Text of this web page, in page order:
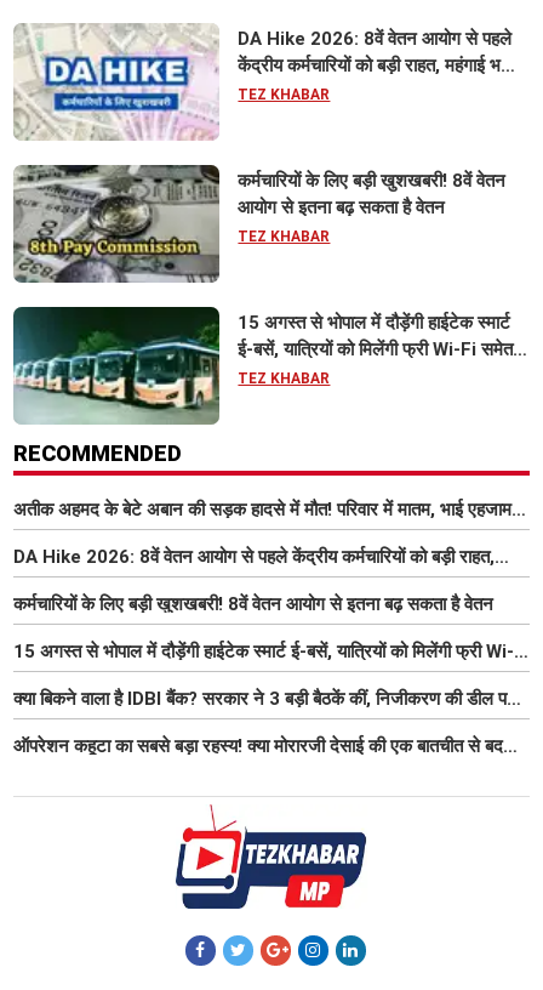
DA Hike 2026: 8वें वेतन आयोग से पहले
केंद्रीय कर्मचारियों को बड़ी राहत, महंगाई भत्ता
63% होने की संभावना
TEZ KHABAR
कर्मचारियों के लिए बड़ी खुशखबरी! 8वें वेतन
आयोग से इतना बढ़ सकता है वेतन
TEZ KHABAR
15 अगस्त से भोपाल में दौड़ेंगी हाईटेक स्मार्ट
ई-बसें, यात्रियों को मिलेंगी फ्री Wi-Fi समेत
आधुनिक सुविधा
TEZ KHABAR
RECOMMENDED
अतीक अहमद के बेटे अबान की सड़क हादसे में मौत! परिवार में मातम, भाई एहजाम ने
क्या कहा? जानिए पूरा मामला
DA Hike 2026: 8वें वेतन आयोग से पहले केंद्रीय कर्मचारियों को बड़ी राहत,
महंगाई भत्ता 63% होने की संभावना
कर्मचारियों के लिए बड़ी खुशखबरी! 8वें वेतन आयोग से इतना बढ़ सकता है वेतन
15 अगस्त से भोपाल में दौड़ेंगी हाईटेक स्मार्ट ई-बसें, यात्रियों को मिलेंगी फ्री Wi-
Fi समेत आधुनिक सुविधा
क्या बिकने वाला है IDBI बैंक? सरकार ने 3 बड़ी बैठकें कीं, निजीकरण की डील पर
बढ़ी हलचल
ऑपरेशन कहूटा का सबसे बड़ा रहस्य! क्या मोरारजी देसाई की एक बातचीत से बदल